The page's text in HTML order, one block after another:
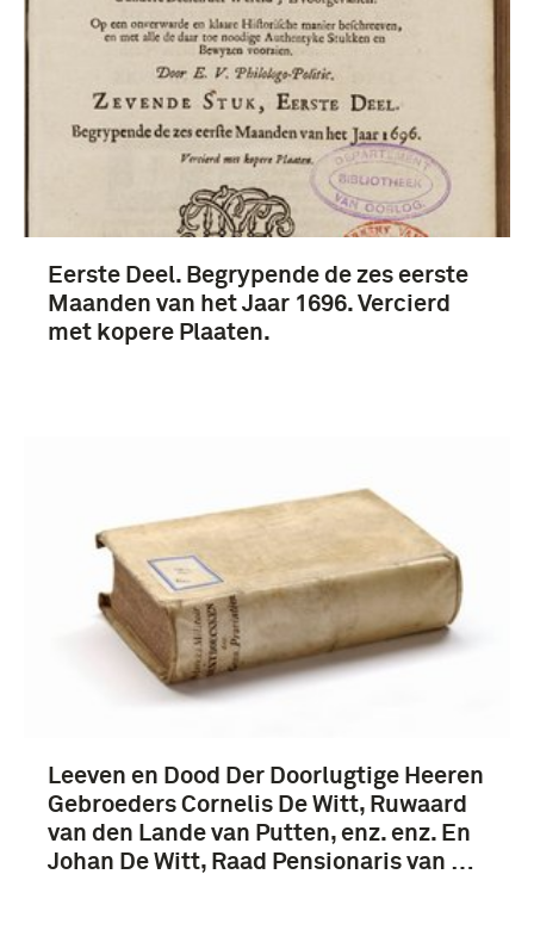
Eerste Deel. Begrypende de zes eerste
Maanden van het Jaar 1696. Vercierd
met kopere Plaaten.
Leeven en Dood Der Doorlugtige Heeren
Gebroeders Cornelis De Witt, Ruwaard
van den Lande van Putten, enz. enz. En
Johan De Witt, Raad Pensionaris van …